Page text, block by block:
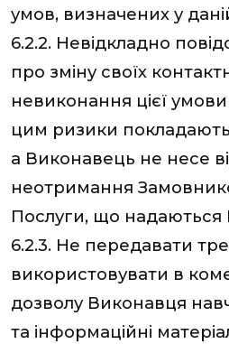
умов, визначених у
6.2.2. Невідкладно
про зміну своїх
невиконання цієї умови
цим ризики
а Виконавець не несе
неотримання
Послуги, що
6.2.3. Не передавати
використовувати в
дозволу Виконавця
та інформаційні